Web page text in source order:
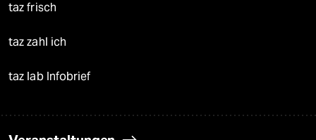
taz frisch
taz zahl ich
taz lab Infobrief